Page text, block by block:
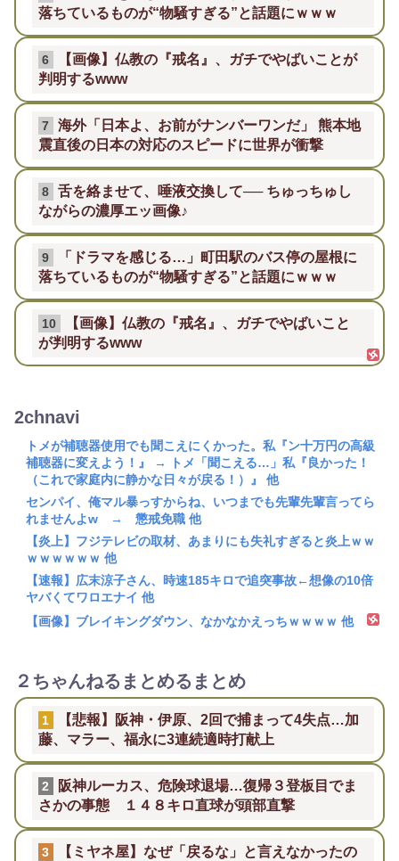
落ちているものが“物騒すぎる”と話題にｗｗｗ
6
【画像】仏教の『戒名』、ガチでやばいことが
判明するwww
7
海外「日本よ、お前がナンバーワンだ」 熊本地
震直後の日本の対応のスピードに世界が衝撃
8
舌を絡ませて、唾液交換して── ちゅっちゅし
ながらの濃厚エッ画像♪
9
「ドラマを感じる…」町田駅のバス停の屋根に
落ちているものが“物騒すぎる”と話題にｗｗｗ
10
【画像】仏教の『戒名』、ガチでやばいこと
が判明するwww
2chnavi
トメが補聴器使用でも聞こえにくかった。私『ン十万円の高級
補聴器に変えよう！』 → トメ「聞こえる…」私『良かった！
（これで家庭内に静かな日々が戻る！）』 他
センパイ、俺マル暴っすからね、いつまでも先輩先輩言ってら
れませんよw → 懲戒免職 他
【炎上】フジテレビの取材、あまりにも失礼すぎると炎上ｗｗ
ｗｗｗｗｗｗ 他
【速報】広末涼子さん、時速185キロで追突事故←想像の10倍
ヤバくてワロエナイ 他
【画像】ブレイキングダウン、なかなかえっちｗｗｗｗ 他
２ちゃんねるまとめるまとめ
1
【悲報】阪神・伊原、2回で捕まって4失点…加
藤、マラー、福永に3連続適時打献上
2
阪神ルーカス、危険球退場…復帰３登板目でま
さかの事態 １４８キロ直球が頭部直撃
3
【ミヤネ屋】なぜ「戻るな」と言えなかったの